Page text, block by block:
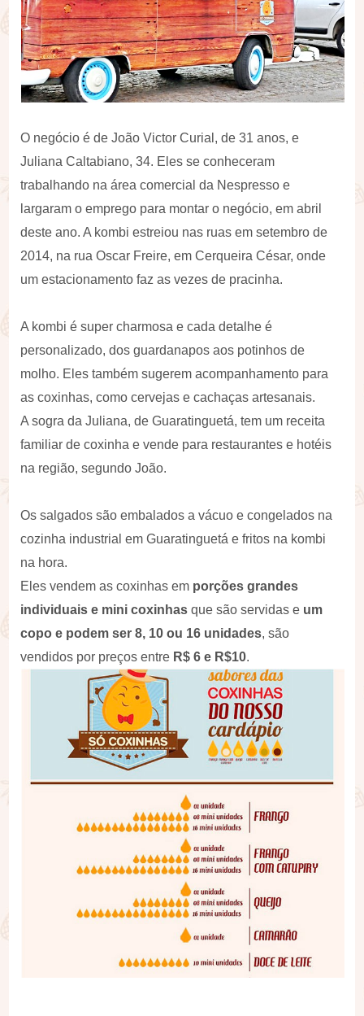
O negócio é de João Victor Curial, de 31 anos, e
Juliana Caltabiano, 34. Eles se conheceram
trabalhando na área comercial da Nespresso e
largaram o emprego para montar o negócio, em abril
deste ano. A kombi estreiou nas ruas em setembro de
2014, na rua Oscar Freire, em Cerqueira César, onde
um estacionamento faz as vezes de pracinha.
A kombi é super charmosa e cada detalhe é
personalizado, dos guardanapos aos potinhos de
molho. Eles também sugerem acompanhamento para
as coxinhas, como cervejas e cachaças artesanais.
A sogra da Juliana, de Guaratinguetá, tem um receita
familiar de coxinha e vende para restaurantes e hotéis
na região, segundo João.
Os salgados são embalados a vácuo e congelados na
cozinha industrial em Guaratinguetá e fritos na kombi
na hora.
Eles vendem as coxinhas em porções grandes
individuais e mini coxinhasque são servidas e um
copo e podem ser 8, 10 ou 16 unidades, são
vendidos por preços entre R$ 6 e R$10.